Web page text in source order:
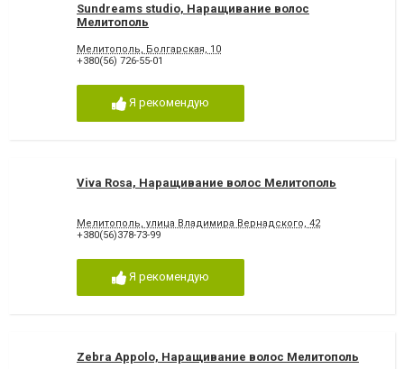
Sundreams studio, Наращивание волос
Мелитополь
Мелитополь, Болгарская, 10
+380(56) 726-55-01
Я рекомендую
Viva Rosa, Наращивание волос Мелитополь
Мелитополь, улица Владимира Вернадского, 42
+380(56)378-73-99
Я рекомендую
Zebra Appolo, Наращивание волос Мелитополь